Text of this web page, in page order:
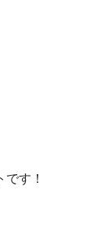
す！